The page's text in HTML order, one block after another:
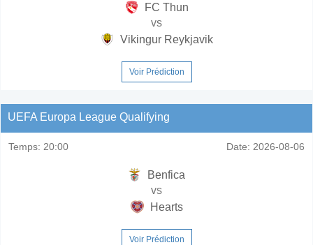
FC Thun
vs
Vikingur Reykjavik
Voir Prédiction
UEFA Europa League Qualifying
Temps: 20:00 Date: 2026-08-06
Benfica
vs
Hearts
Voir Prédiction